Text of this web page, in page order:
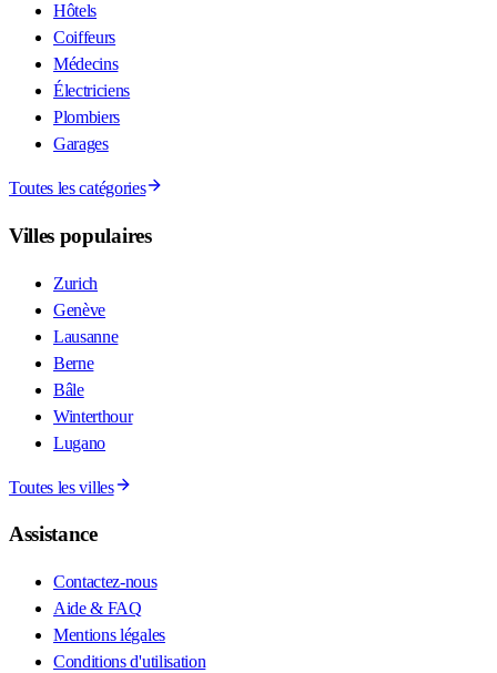
Hôtels
Coiffeurs
Médecins
Électriciens
Plombiers
Garages
Toutes les catégories
Villes populaires
Zurich
Genève
Lausanne
Berne
Bâle
Winterthour
Lugano
Toutes les villes
Assistance
Contactez-nous
Aide & FAQ
Mentions légales
Conditions d'utilisation